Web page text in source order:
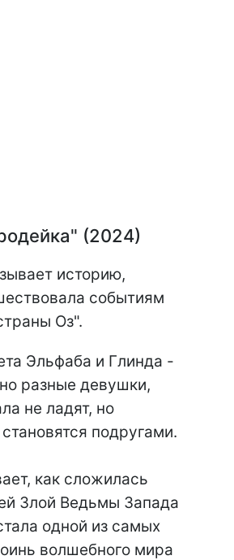
(2024)
историю,
событиям
Оз".
Эльфаба и Глинда -
разные девушки,
не ладят, но
подругами.
как сложилась
Злой Ведьмы Запада
одной из самых
волшебного мира